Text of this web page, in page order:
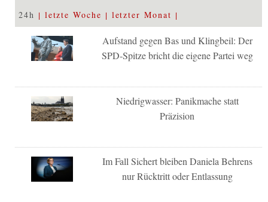
24h letzte Woche letzter Monat
Aufstand gegen Bas und Klingbeil: Der
SPD-Spitze bricht die eigene Partei weg
Niedrigwasser: Panikmache statt
Präzision
Im Fall Sichert bleiben Daniela Behrens
nur Rücktritt oder Entlassung